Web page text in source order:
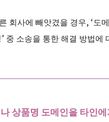
회사에 빼앗겼을 경우, ‘도
중 소송을 통한 해결 방법에
상품명 도메인을 타인